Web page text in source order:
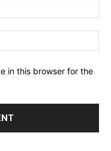
in this browser for the